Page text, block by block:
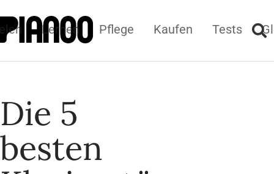
Lernen Pflege Kaufen Tests
Die 5
besten